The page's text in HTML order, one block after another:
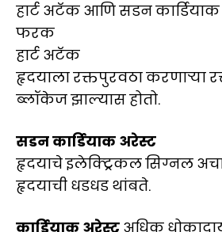
हार्ट अटॅक आणि सडन
फरक
हार्ट अटॅक
हृदयाला रक्तपुरवठा करणाऱ्या
ब्लॉकेज झाल्यास होतो.
सडन कार्डियाक अरेस्ट
हृदयाचे इलेक्ट्रिकल सिग्नल
हृदयाची धडधड थांबते.
कार्डियाक अरेस्ट अधिक